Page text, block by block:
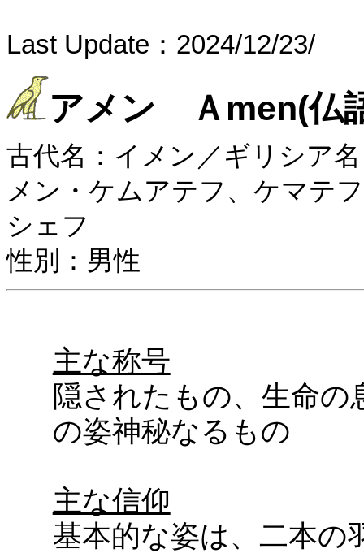
Last Update：2024/12/23/
アメン Ａmen(仏
古代名：イメン／ギリシア
メン・ケムアテフ、ケマテ
シェフ
性別：男性
主な称号
隠されたもの、生命
の姿神秘なるもの
主な信仰
基本的な姿は、二本の